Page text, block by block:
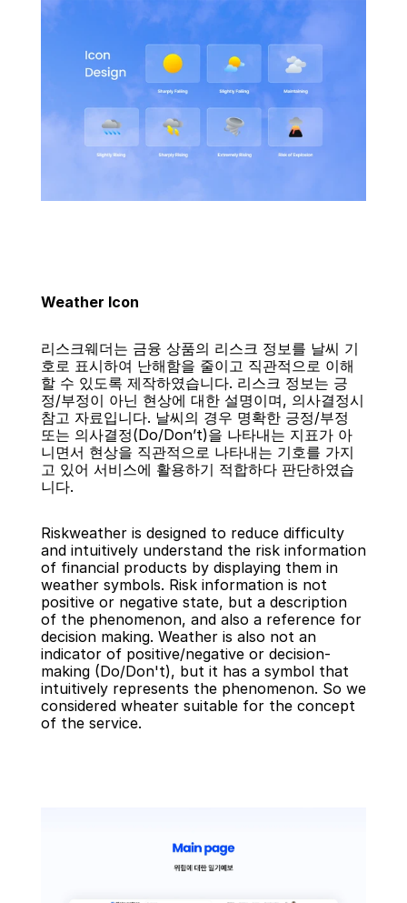
Weather Icon
리스크웨더는 금융 상품의 리스크 정보를 날씨 기
호로 표시하여 난해함을 줄이고 직관적으로 이해
할 수 있도록 제작하였습니다. 리스크 정보는 긍
정/부정이 아닌 현상에 대한 설명이며, 의사결정시
참고 자료입니다. 날씨의 경우 명확한 긍정/부정
또는 의사결정(Do/Don’t)을 나타내는 지표가 아
니면서 현상을 직관적으로 나타내는 기호를 가지
고 있어 서비스에 활용하기 적합하다 판단하였습
니다.
Riskweather is designed to reduce difficulty
and intuitively understand the risk information
of financial products by displaying them in
weather symbols. Risk information is not
positive or negative state, but a description
of the phenomenon, and also a reference for
decision making. Weather is also not an
indicator of positive/negative or decision-
making (Do/Don't), but it has a symbol that
intuitively represents the phenomenon. So we
considered wheater suitable for the concept
of the service.